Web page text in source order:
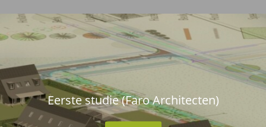
Eerste studie (Faro Architecten)